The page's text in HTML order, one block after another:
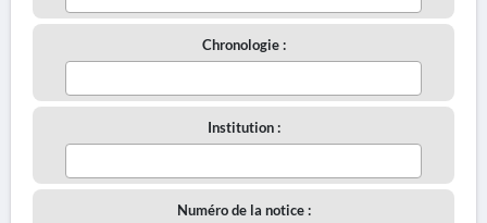
Chronologie :
Institution :
Numéro de la notice :